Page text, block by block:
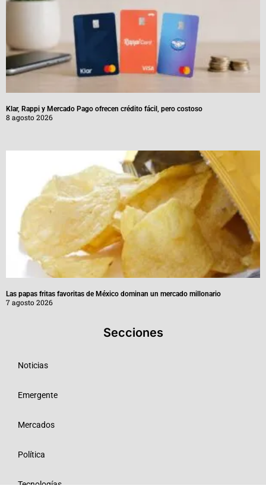
Klar, Rappi y Mercado Pago ofrecen crédito fácil, pero costoso
8 agosto 2026
Las papas fritas favoritas de México dominan un mercado millonario
7 agosto 2026
Secciones
Noticias
Emergente
Mercados
Política
Tecnologías